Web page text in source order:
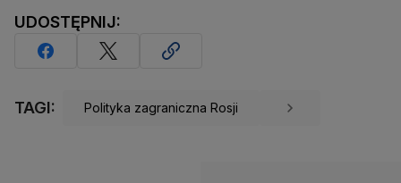
UDOSTĘPNIJ:
TAGI: Polityka zagraniczna Rosji